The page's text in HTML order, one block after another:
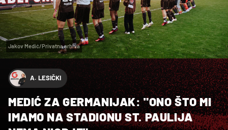
Jakov Medić/Privatna arhiva
A. LESIČKI
MEDIĆ ZA GERMANIJAK: "ONO ŠTO MI
IMAMO NA STADIONU ST. PAULIJA